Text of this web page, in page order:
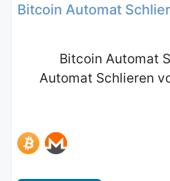
Bitcoin Automat
Bitcoin Automat
Automat Schlieren